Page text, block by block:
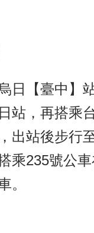
日【臺中】
站，再搭乘
出站後步行
乘235號公
。